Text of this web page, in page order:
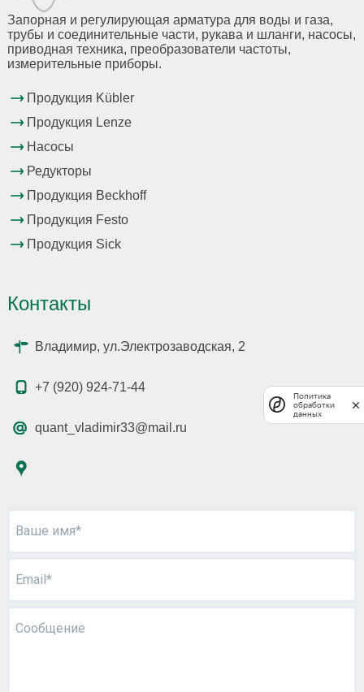
Запорная и регулирующая арматура для воды и газа,
трубы и соединительные части, рукава и шланги, насосы,
приводная техника, преобразователи частоты,
измерительные приборы.
Продукция Kübler
Продукция Lenze
Насосы
Редукторы
Продукция Beckhoff
Продукция Festo
Продукция Sick
Контакты
Владимир, ул.Электрозаводская, 2
+7 (920) 924-71-44
quant_vladimir33@mail.ru
Ваше имя*
Email*
Сообщение
Политика
обработки
данных